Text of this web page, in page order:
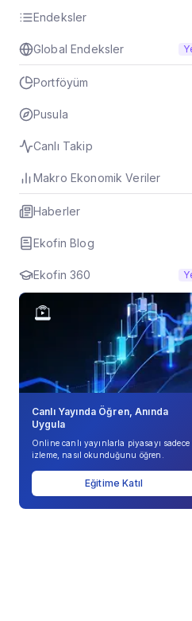
Endeksler
Global Endeksler
Portföyüm
Pusula
Canlı Takip
Makro Ekonomik Veriler
Haberler
Ekofin Blog
Ekofin 360
Canlı Yayında Öğren, Anında
Uygula
Online canlı yayınlarla piyasayı sadece
izleme, nasıl okunduğunu öğren.
Eğitime Katıl